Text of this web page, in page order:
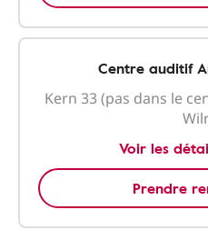
Centre auditif
Kern 33 (pas dans le
Voir les
Prendre